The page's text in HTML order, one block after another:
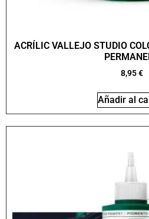
ACRÍLIC VALLEJO STUDIO
8,95€
Añadir al